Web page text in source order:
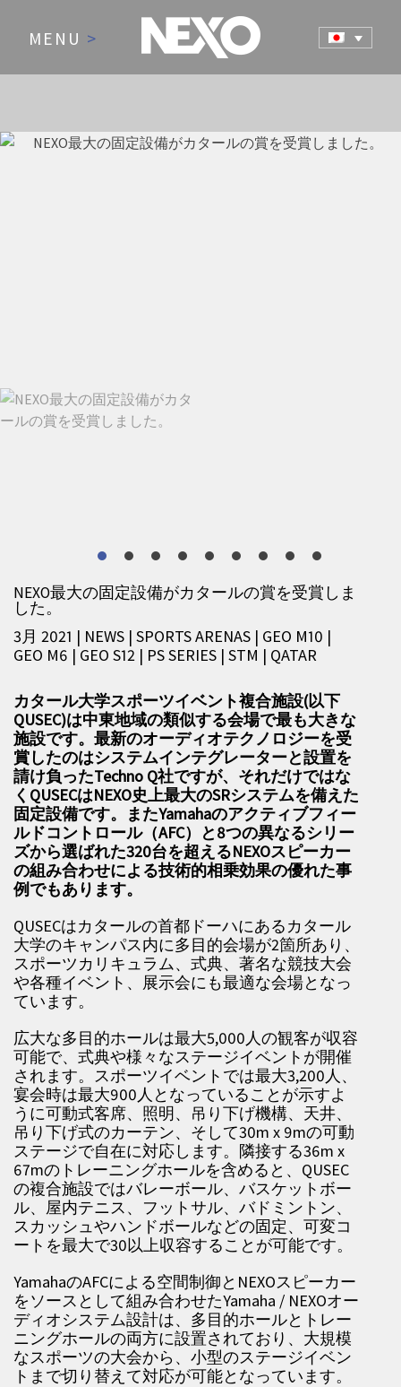
MENU >
NEXO最大の固定設備がカタールの賞を受賞しま
した。
3月 2021 | NEWS | SPORTS ARENAS | GEO M10 |
GEO M6 | GEO S12 | PS SERIES | STM | QATAR
カタール大学スポーツイベント複合施設(以下
QUSEC)は中東地域の類似する会場で最も大きな
施設です。最新のオーディオテクノロジーを受
賞したのはシステムインテグレーターと設置を
請け負ったTechno Q社ですが、それだけではな
くQUSECはNEXO史上最大のSRシステムを備えた
固定設備です。またYamahaのアクティブフィー
ルドコントロール（AFC）と8つの異なるシリー
ズから選ばれた320台を超えるNEXOスピーカー
の組み合わせによる技術的相乗効果の優れた事
例でもあります。
QUSECはカタールの首都ドーハにあるカタール
大学のキャンパス内に多目的会場が2箇所あり、
スポーツカリキュラム、式典、著名な競技大会
や各種イベント、展示会にも最適な会場となっ
ています。
広大な多目的ホールは最大5,000人の観客が収容
可能で、式典や様々なステージイベントが開催
されます。スポーツイベントでは最大3,200人、
宴会時は最大900人となっていることが示すよ
うに可動式客席、照明、吊り下げ機構、天井、
吊り下げ式のカーテン、そして30m x 9mの可動
ステージで自在に対応します。隣接する36m x
67mのトレーニングホールを含めると、QUSEC
の複合施設ではバレーボール、バスケットボー
ル、屋内テニス、フットサル、バドミントン、
スカッシュやハンドボールなどの固定、可変コ
ートを最大で30以上収容することが可能です。
YamahaのAFCによる空間制御とNEXOスピーカー
をソースとして組み合わせたYamaha / NEXOオー
ディオシステム設計は、多目的ホールとトレー
ニングホールの両方に設置されており、大規模
なスポーツの大会から、小型のステージイベン
トまで切り替えて対応が可能となっています。